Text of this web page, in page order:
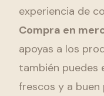
experiencia de
Compra en
apoyas a los
también puedes
frescos y a buen